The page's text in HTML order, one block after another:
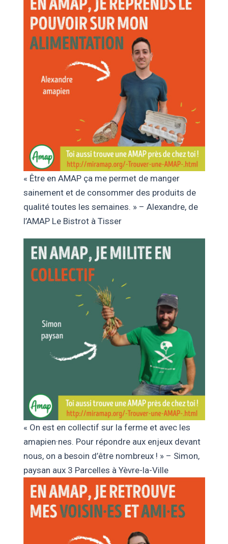
« Être en AMAP ça me permet de manger
sainement et de consommer des produits de
qualité toutes les semaines. » – Alexandre, de
l’AMAP Le Bistrot à Tisser
« On est en collectif sur la ferme et avec les
amapien·nes. Pour répondre aux enjeux devant
nous, on a besoin d’être nombreux ! » – Simon,
paysan aux 3 Parcelles à Yèvre-la-Ville